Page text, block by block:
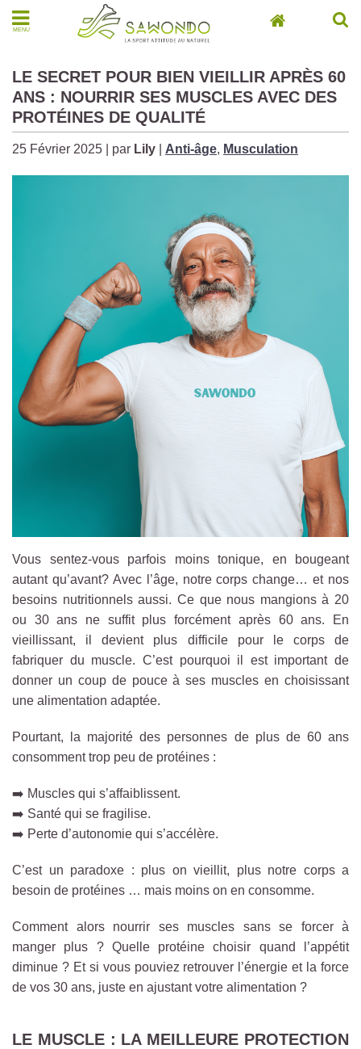
MENU
LE SECRET POUR BIEN VIEILLIR APRÈS 60
ANS : NOURRIR SES MUSCLES AVEC DES
PROTÉINES DE QUALITÉ
25 Février 2025 | par Lily Anti-âge, Musculation
Vous sentez-vous parfois moins tonique, en bougeant
autant qu’avant? Avec l’âge, notre corps change… et nos
besoins nutritionnels aussi. Ce que nous mangions à 20
ou 30 ans ne suffit plus forcément après 60 ans. En
vieillissant, il devient plus difficile pour le corps de
fabriquer du muscle. C’est pourquoi il est important de
donner un coup de pouce à ses muscles en choisissant
une alimentation adaptée.
Pourtant, la majorité des personnes de plus de 60 ans
consomment trop peu de protéines :
➡️ Muscles qui s’affaiblissent.
➡️ Santé qui se fragilise.
➡️ Perte d’autonomie qui s’accélère.
C’est un paradoxe : plus on vieillit, plus notre corps a
besoin de protéines … mais moins on en consomme.
Comment alors nourrir ses muscles sans se forcer à
manger plus ? Quelle protéine choisir quand l’appétit
diminue ? Et si vous pouviez retrouver l’énergie et la force
de vos 30 ans, juste en ajustant votre alimentation ?
LE MUSCLE : LA MEILLEURE PROTECTION